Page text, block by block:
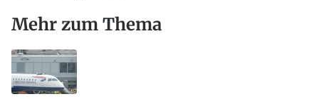
Mehr zum Thema